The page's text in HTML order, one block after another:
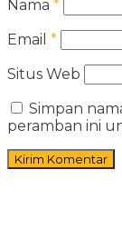
Nama *
Email *
Situs Web
Simpan
peramban ini